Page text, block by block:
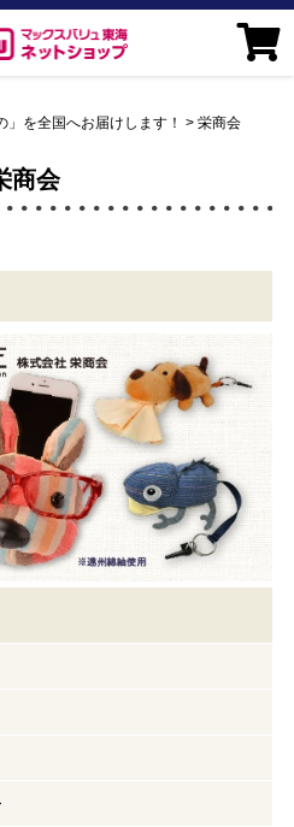
を全国へお届けします！
栄商会
商会